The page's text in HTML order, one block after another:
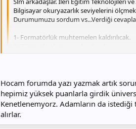
Bilgisayar okuryazarlık seviyelerini
Durumumuzu sordum vs...Verdiği
1- Formatörlük muhtemelen kaldırılıcak.
3- Ders sayısı arttırılacak.
6- Fatih projesi kapsamında bilişim
7- Bakanın danışmanlarından biri
Kendisinin söyledikleriyle Bakan beyin
yapılacak."
bende bir hocamdan duydum benzer bir
duyum olduğu için forumda yazmayı pek
Hocam forumda yazı yazmak artık
hepimiz yüksek puanlarla girdik
Kenetlenemyorz. Adamların da
alırlar.